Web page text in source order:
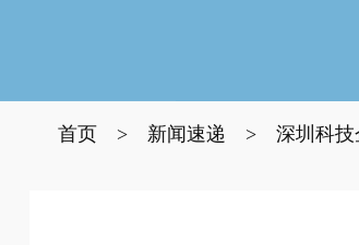
首页 > 新闻速递 > 深圳科